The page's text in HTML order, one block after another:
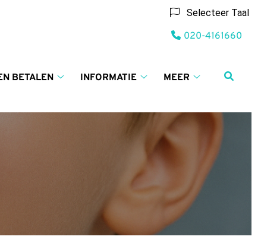
Selecteer Taal
BETALEN
betalen
INFORMATIE
MEER
Tel:
020-4161660